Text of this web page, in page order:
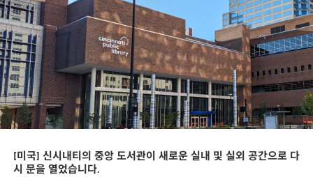
[미국] 신시내티의 중앙 도서관이 새로운 실내 및 실외 공간으로 다
시 문을 열었습니다.